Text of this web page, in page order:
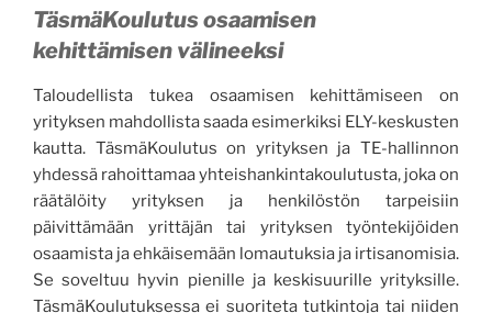
TäsmäKoulutus osaamisen
kehittämisen välineeksi
Taloudellista tukea osaamisen kehittämiseen on
yrityksen mahdollista saada esimerkiksi ELY-keskusten
kautta. TäsmäKoulutus on yrityksen ja TE-hallinnon
yhdessä rahoittamaa yhteishankintakoulutusta, joka on
räätälöity yrityksen ja henkilöstön tarpeisiin
päivittämään yrittäjän tai yrityksen työntekijöiden
osaamista ja ehkäisemään lomautuksia ja irtisanomisia.
Se soveltuu hyvin pienille ja keskisuurille yrityksille.
TäsmäKoulutuksessa ei suoriteta tutkintoja tai niiden